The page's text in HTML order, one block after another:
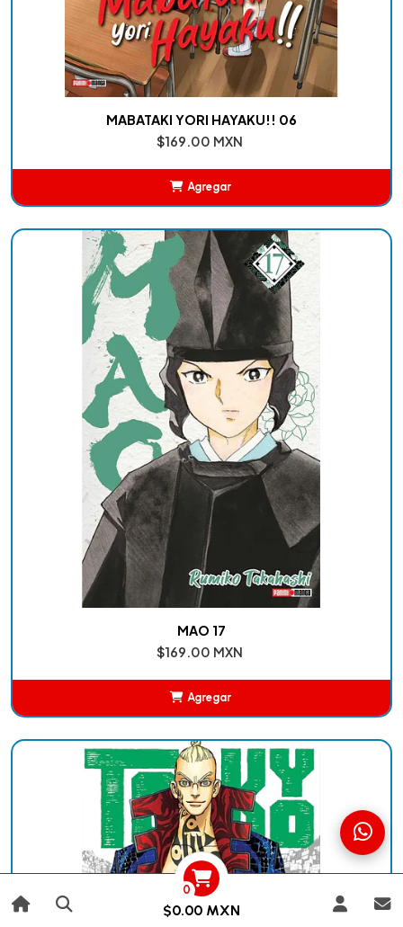
0
$0.00 MXN
MABATAKI YORI HAYAKU!! 06
$169.00 MXN
Agregar
MAO 17
$169.00 MXN
Agregar